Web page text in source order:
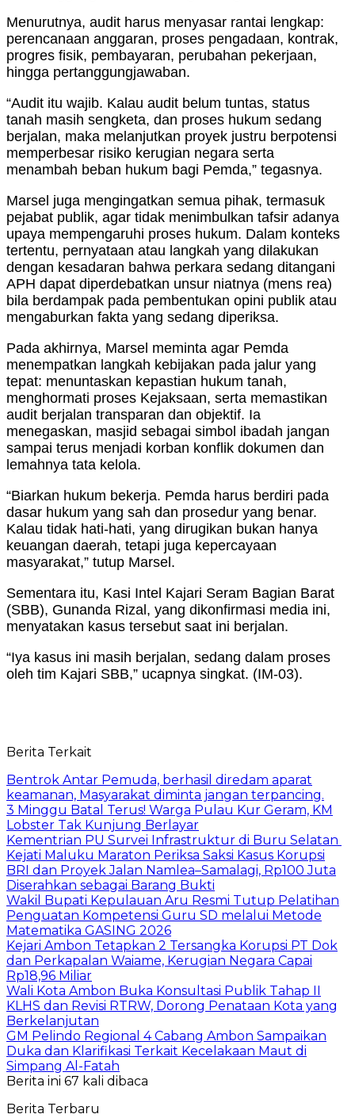
Menurutnya, audit harus menyasar rantai lengkap:
perencanaan anggaran, proses pengadaan, kontrak,
progres fisik, pembayaran, perubahan pekerjaan,
hingga pertanggungjawaban.
“Audit itu wajib. Kalau audit belum tuntas, status
tanah masih sengketa, dan proses hukum sedang
berjalan, maka melanjutkan proyek justru berpotensi
memperbesar risiko kerugian negara serta
menambah beban hukum bagi Pemda,” tegasnya.
Marsel juga mengingatkan semua pihak, termasuk
pejabat publik, agar tidak menimbulkan tafsir adanya
upaya mempengaruhi proses hukum. Dalam konteks
tertentu, pernyataan atau langkah yang dilakukan
dengan kesadaran bahwa perkara sedang ditangani
APH dapat diperdebatkan unsur niatnya (mens rea)
bila berdampak pada pembentukan opini publik atau
mengaburkan fakta yang sedang diperiksa.
Pada akhirnya, Marsel meminta agar Pemda
menempatkan langkah kebijakan pada jalur yang
tepat: menuntaskan kepastian hukum tanah,
menghormati proses Kejaksaan, serta memastikan
audit berjalan transparan dan objektif. Ia
menegaskan, masjid sebagai simbol ibadah jangan
sampai terus menjadi korban konflik dokumen dan
lemahnya tata kelola.
“Biarkan hukum bekerja. Pemda harus berdiri pada
dasar hukum yang sah dan prosedur yang benar.
Kalau tidak hati-hati, yang dirugikan bukan hanya
keuangan daerah, tetapi juga kepercayaan
masyarakat,” tutup Marsel.
Sementara itu, Kasi Intel Kajari Seram Bagian Barat
(SBB), Gunanda Rizal, yang dikonfirmasi media ini,
menyatakan kasus tersebut saat ini berjalan.
“Iya kasus ini masih berjalan, sedang dalam proses
oleh tim Kajari SBB,” ucapnya singkat. (IM-03).
Berita Terkait
Bentrok Antar Pemuda, berhasil diredam aparat
keamanan, Masyarakat diminta jangan terpancing.
3 Minggu Batal Terus! Warga Pulau Kur Geram, KM
Lobster Tak Kunjung Berlayar
Kementrian PU Survei Infrastruktur di Buru Selatan
Kejati Maluku Maraton Periksa Saksi Kasus Korupsi
BRI dan Proyek Jalan Namlea–Samalagi, Rp100 Juta
Diserahkan sebagai Barang Bukti
Wakil Bupati Kepulauan Aru Resmi Tutup Pelatihan
Penguatan Kompetensi Guru SD melalui Metode
Matematika GASING 2026
Kejari Ambon Tetapkan 2 Tersangka Korupsi PT Dok
dan Perkapalan Waiame, Kerugian Negara Capai
Rp18,96 Miliar
Wali Kota Ambon Buka Konsultasi Publik Tahap II
KLHS dan Revisi RTRW, Dorong Penataan Kota yang
Berkelanjutan
GM Pelindo Regional 4 Cabang Ambon Sampaikan
Duka dan Klarifikasi Terkait Kecelakaan Maut di
Simpang Al-Fatah
Berita ini 67 kali dibaca
Berita Terbaru